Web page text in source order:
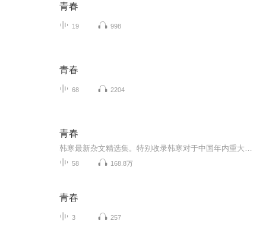
青春
19 998
青春
68 2204
青春
58 168.8万
青春
3 257